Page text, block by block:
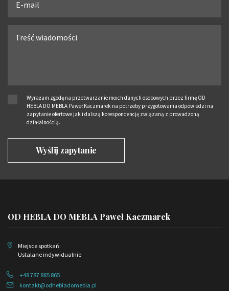
Wyrażam zgodę na przetwarzanie moich danych osobowych przez firmę OD
HEBLA DO MEBLA Paweł Kaczmarek na potrzeby przygotowania odpowiedzi na
zapytanie ofertowe jak i dalszą korespondencję związaną z prowadzoną
działalnością.
OD HEBLA DO MEBLA Paweł Kaczmarek
Miejsce spotkań:
Ustalane indywidualnie
+48 787 885 865
kontakt@odhebladomebla.pl